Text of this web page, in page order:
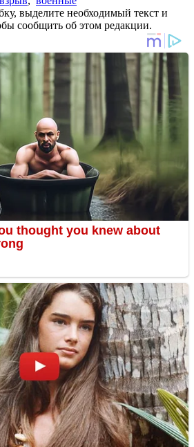
выделите необходимый текст и
сообщить об этом редакции.